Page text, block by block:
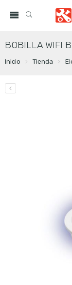
BOBILLA WIFI
Inicio Tienda